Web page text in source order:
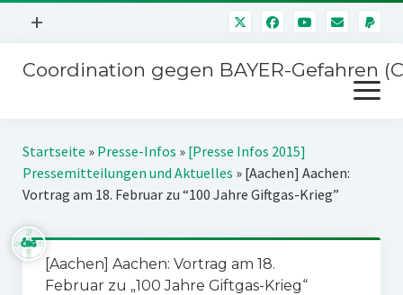
Menü
+
Mitmachen
Über uns
Kontakt
Impressum
Störfälle
Coordination gegen BAYER-Gefahren
Menü
öffnen
Kampagnen
Stichwort BAYER
Jahrestagung
Startseite » Presse-Infos » [Presse Infos 2015]
Pressemitteilungen und Aktuelles » [Aachen] Aachen:
Vortrag am 18. Februar zu “100 Jahre Giftgas-Krieg”
[Aachen] Aachen: Vortrag am 18.
Februar zu „100 Jahre Giftgas-Krieg“